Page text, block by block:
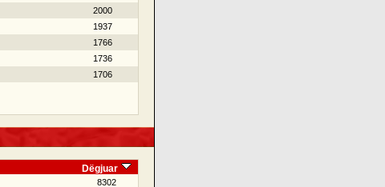
2000
1937
1766
1736
1706
Dëgjuar
8302